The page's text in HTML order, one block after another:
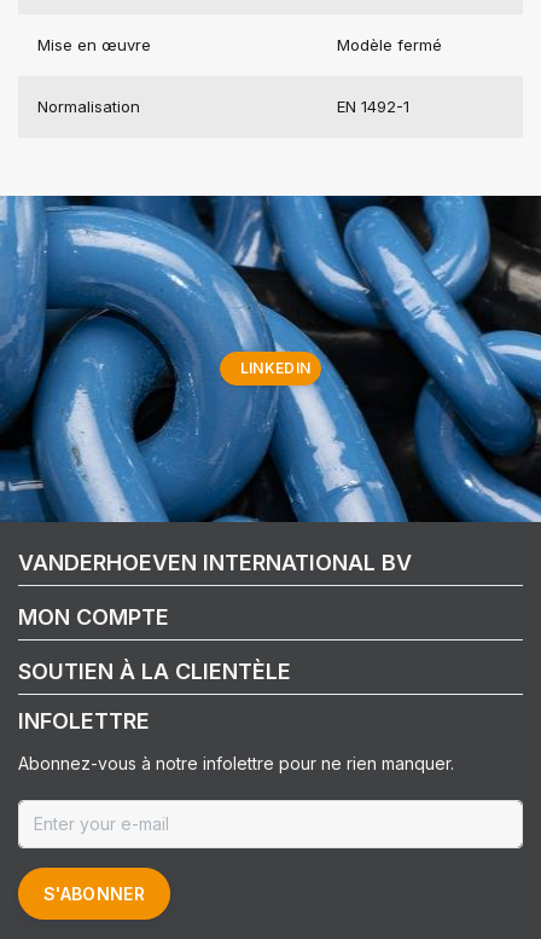
Mise en œuvre Modèle fermé
Normalisation EN 1492-1
LINKEDIN
VANDERHOEVEN INTERNATIONAL BV
MON COMPTE
SOUTIEN À LA CLIENTÈLE
INFOLETTRE
Abonnez-vous à notre infolettre pour ne rien manquer.
S'ABONNER